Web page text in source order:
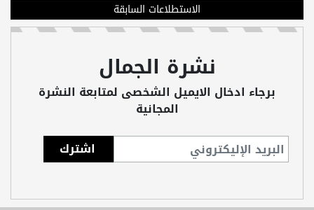
الاستطلاعات السابقة
نشرة الجمال
برجاء ادخال الايميل الشخصى لمتابعة النشرة
المجانية